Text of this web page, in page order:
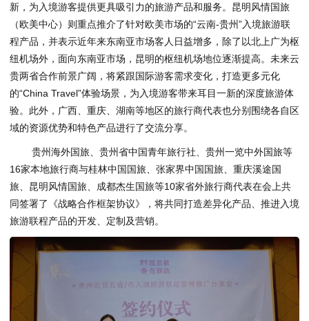
新，为入境游客提供更具吸引力的旅游产品和服务。昆明风情国旅
（欧美中心）则重点推介了针对欧美市场的“云南-贵州”入境旅游联
程产品，并表示近年来东南亚市场客人日益增多，除了以北上广为枢
纽机场外，面向东南亚市场，昆明的枢纽机场地位逐渐提高。未来云
贵两省合作前景广阔，将紧跟国际游客需求变化，打造更多元化
的“China Travel”体验场景，为入境游客带来耳目一新的深度旅游体
验。此外，广西、重庆、湖南等地区的旅行商代表也分别围绕各自区
域的资源优势和特色产品进行了交流分享。
贵州海外国旅、贵州省中国青年旅行社、贵州一览中外国旅等
16家本地旅行商与桂林中国国旅、张家界中国国旅、重庆溪途国
旅、昆明风情国旅、成都杰生国旅等10家省外旅行商代表在会上共
同签署了《战略合作框架协议》，将共同打造差异化产品、推进入境
旅游联程产品的开发、定制及营销。